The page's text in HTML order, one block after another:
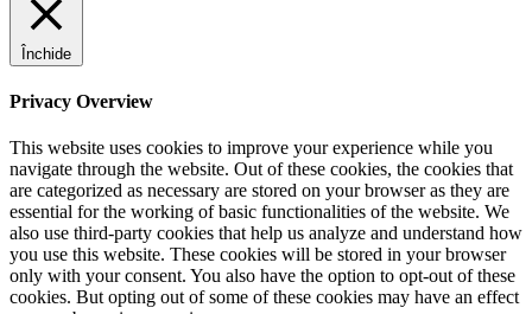
Închide
Privacy Overview
This website uses cookies to improve your experience while you
navigate through the website. Out of these cookies, the cookies that
are categorized as necessary are stored on your browser as they are
essential for the working of basic functionalities of the website. We
also use third-party cookies that help us analyze and understand how
you use this website. These cookies will be stored in your browser
only with your consent. You also have the option to opt-out of these
cookies. But opting out of some of these cookies may have an effect